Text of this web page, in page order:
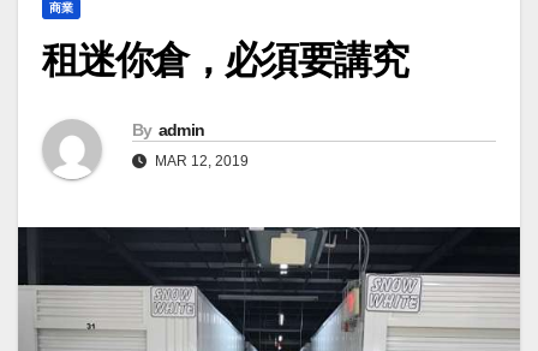
商業
租迷你倉，必須要講究
By admin
MAR 12, 2019